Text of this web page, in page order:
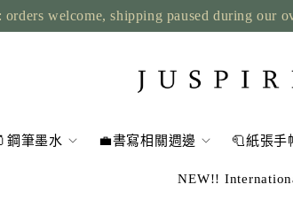
welcome, shipping paused during our
鋼筆墨水 💼書寫相關週邊 🧻紙張手
NEW!!